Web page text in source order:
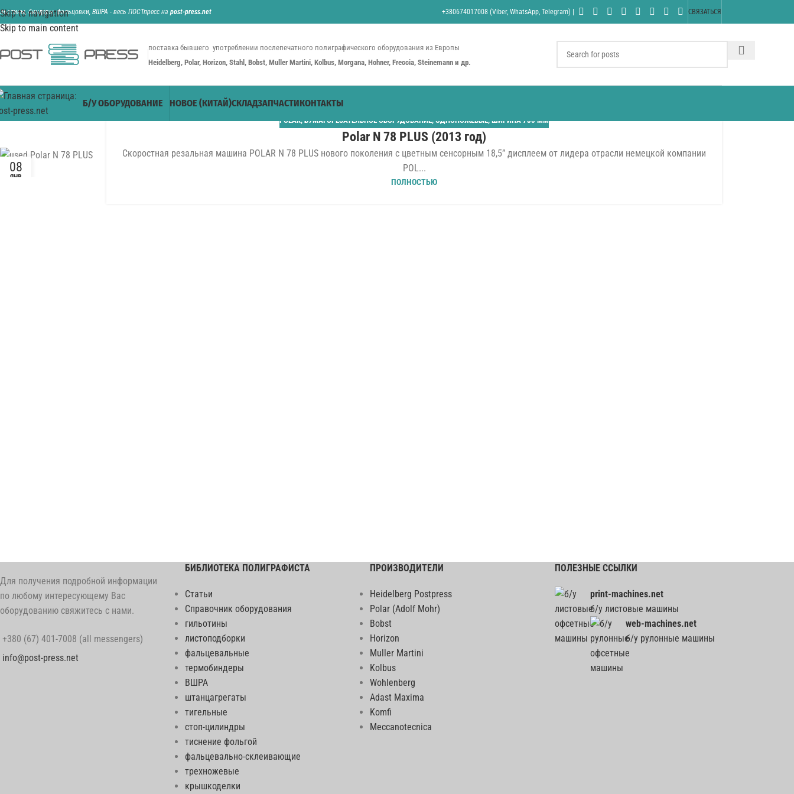
Skip to navigation
Skip to main content
биндеры, фальцовки, ВШРА - весь ПОСТпресс на post-press.net +380674017008 (Viber, WhatsApp, Telegram) | СВЯЗАТЬСЯ
поставка бывшего употреблении послепечатного полиграфического оборудования из Европы
Heidelberg, Polar, Horizon, Stahl, Bobst, Muller Martini, Kolbus, Morgana, Hohner, Freccia, Steinemann и др.
Б/У ОБОРУДОВАНИЕ НОВОЕ (КИТАЙ)СКЛАДЗАПЧАСТИКОНТАКТЫ
08
ЯНВ
POLAR,БУМАГОРЕЗАТЕЛЬНОЕ ОБОРУДОВАНИЕ,ОДНОНОЖЕВЫЕ,ШИРИНА 780 ММ
Polar N 78 PLUS (2013 год)
Скоростная резальная машина POLAR N 78 PLUS нового поколения с цветным сенсорным 18,5” дисплеем от лидера отрасли немецкой компании
POL...
ПОЛНОСТЬЮ
Для получения подробной информации
по любому интересующему Вас
оборудованию свяжитесь с нами.
+380 (67) 401-7008 (all messengers)
info@post-press.net
БИБЛИОТЕКА ПОЛИГРАФИСТА
Статьи
Справочник оборудования
гильотины
листоподборки
фальцевальные
термобиндеры
ВШРА
штанцагрегаты
тигельные
стоп-цилиндры
тиснение фольгой
фальцевально-склеивающие
трехножевые
крышкоделки
ПРОИЗВОДИТЕЛИ
Heidelberg Postpress
Polar (Adolf Mohr)
Bobst
Horizon
Muller Martini
Kolbus
Wohlenberg
Adast Maxima
Komfi
Meccanotecnica
ПОЛЕЗНЫЕ ССЫЛКИ
print-machines.net
б/у листовые машины
web-machines.net
б/у рулонные машины